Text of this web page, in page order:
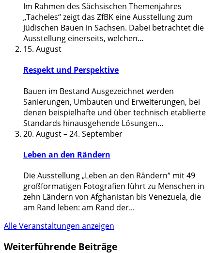
Im Rahmen des Sächsischen Themenjahres
„Tacheles“ zeigt das ZfBK eine Ausstellung zum
Jüdischen Bauen in Sachsen. Dabei betrachtet die
Ausstellung einerseits, welchen...
15. August
Respekt und Perspektive
Bauen im Bestand Ausgezeichnet werden
Sanierungen, Umbauten und Erweiterungen, bei
denen beispielhafte und über technisch etablierte
Standards hinausgehende Lösungen...
20. August–24. September
Leben an den Rändern
Die Ausstellung „Leben an den Rändern“ mit 49
großformatigen Fotografien führt zu Menschen in
zehn Ländern von Afghanistan bis Venezuela, die
am Rand leben: am Rand der...
Alle Veranstaltungen anzeigen
Weiterführende Beiträge